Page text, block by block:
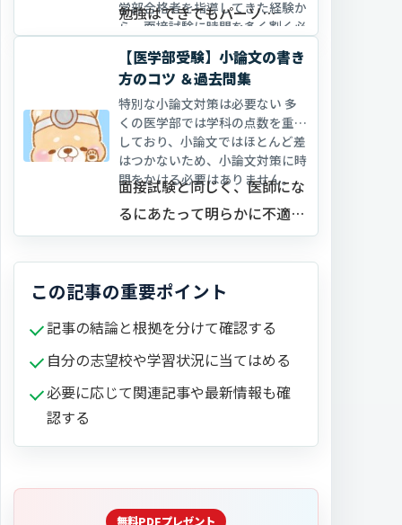
学部合格者を指導してきた経験か
ら、面接試験に時間を多く割く必
試験を行う大学の意図とは、
勉強はできてもパーソ…
【医学部受験】小論文の書き
方のコツ ＆過去問集
特別な小論文対策は必要ない 多
くの医学部では学科の点数を重視
しており、小論文ではほとんど差
はつかないため、小論文対策に時
間をかける必要はありません。
面接試験と同じく、医師にな
るにあたって明らかに不適切
な受験生を除外するために小
論文…
この記事の重要ポイント
記事の結論と根拠を分けて確認する
自分の志望校や学習状況に当てはめる
必要に応じて関連記事や最新情報も確
認する